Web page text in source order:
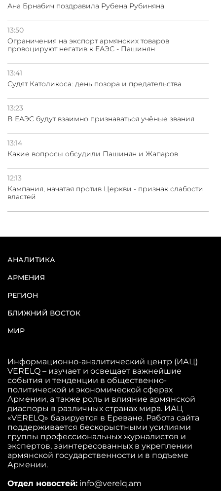
Ана Брнабич поздравила Рубена Рубиняна
13:50
Oграничения на экспорт армянских товаров
провоцируют негатив к ЕАЭС - Пашинян
13:41
Судят Католикоса: день позора и предательства
13:23
В ЕАЭС будут взаимно признаваться учёные звания
13:14
Какие вопросы обсудили Пашинян и Жапаров
12:13
Кампания, начатая против Церкви - признак слабости
властей
АНАЛИТИКА
АРМЕНИЯ
РЕГИОН
БЛИЖНИЙ ВОСТОК
МИР
Информационно-аналитический центр (ИАЦ)
VERELQ – изучает и освещает важнейшие
события и тенденции в общественно-
политической и экономической сферах
Армении, а также роль и влияние армянской
диаспоры в различных странах мира. ИАЦ
«VERELQ» базируется в Ереване. Работа сайта
поддерживается бескорыстными усилиями
группы профессиональных журналистов и
экспертов, заинтересованных в укреплении
армянской государственности и в подъеме
Армении.
Отдел новостей: info@verelq.am